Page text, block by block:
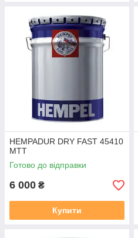
HEMPADUR DRY FAST 45410
МТТ
Готово до відправки
6 000 ₴
Купити